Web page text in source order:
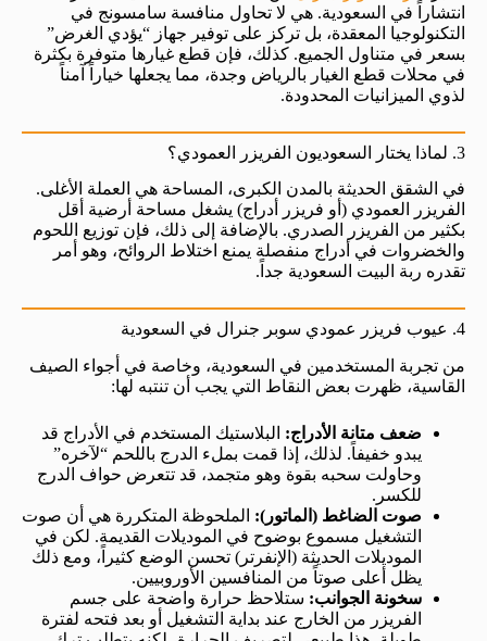
انتشاراً في السعودية. هي لا تحاول منافسة سامسونج في
التكنولوجيا المعقدة، بل تركز على توفير جهاز “يؤدي الغرض”
بسعر في متناول الجميع. كذلك، فإن قطع غيارها متوفرة بكثرة
في محلات قطع الغيار بالرياض وجدة، مما يجعلها خياراً آمناً
لذوي الميزانيات المحدودة.
3. لماذا يختار السعوديون الفريزر العمودي؟
في الشقق الحديثة بالمدن الكبرى، المساحة هي العملة الأغلى.
الفريزر العمودي (أو فريزر أدراج) يشغل مساحة أرضية أقل
بكثير من الفريزر الصدري. بالإضافة إلى ذلك، فإن توزيع اللحوم
والخضروات في أدراج منفصلة يمنع اختلاط الروائح، وهو أمر
تقدره ربة البيت السعودية جداً.
4. عيوب فريزر عمودي سوبر جنرال في السعودية
من تجربة المستخدمين في السعودية، وخاصة في أجواء الصيف
القاسية، ظهرت بعض النقاط التي يجب أن تنتبه لها:
ضعف متانة الأدراج: البلاستيك المستخدم في الأدراج قد
يبدو خفيفاً. لذلك، إذا قمت بملء الدرج باللحم “لآخره”
وحاولت سحبه بقوة وهو متجمد، قد تتعرض حواف الدرج
للكسر.
صوت الضاغط (الماتور): الملحوظة المتكررة هي أن صوت
التشغيل مسموع بوضوح في الموديلات القديمة. لكن في
الموديلات الحديثة (الإنفرتر) تحسن الوضع كثيراً، ومع ذلك
يظل أعلى صوتاً من المنافسين الأوروبيين.
سخونة الجوانب: ستلاحظ حرارة واضحة على جسم
الفريزر من الخارج عند بداية التشغيل أو بعد فتحه لفترة